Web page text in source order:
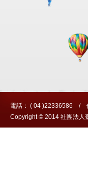
電話： ( 04 )22336586 /
Copyright © 2014 社團法人